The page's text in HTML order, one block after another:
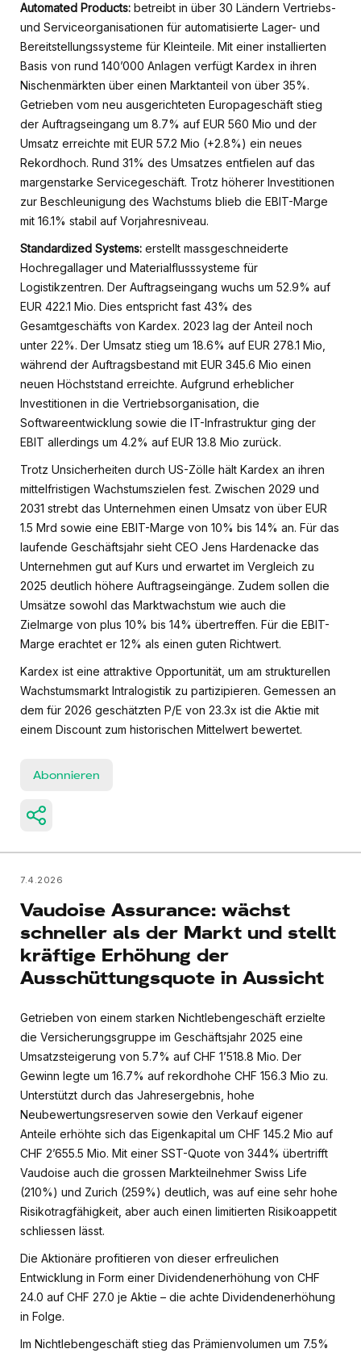
Automated Products: betreibt in über 30 Ländern Vertriebs-
und Serviceorganisationen für automatisierte Lager- und
Bereitstellungssysteme für Kleinteile. Mit einer installierten
Basis von rund 140’000 Anlagen verfügt Kardex in ihren
Nischenmärkten über einen Marktanteil von über 35%.
Getrieben vom neu ausgerichteten Europageschäft stieg
der Auftragseingang um 8.7% auf EUR 560 Mio und der
Umsatz erreichte mit EUR 57.2 Mio (+2.8%) ein neues
Rekordhoch. Rund 31% des Umsatzes entfielen auf das
margenstarke Servicegeschäft. Trotz höherer Investitionen
zur Beschleunigung des Wachstums blieb die EBIT-Marge
mit 16.1% stabil auf Vorjahresniveau.
Standardized Systems: erstellt massgeschneiderte
Hochregallager und Materialflusssysteme für
Logistikzentren. Der Auftragseingang wuchs um 52.9% auf
EUR 422.1 Mio. Dies entspricht fast 43% des
Gesamtgeschäfts von Kardex. 2023 lag der Anteil noch
unter 22%. Der Umsatz stieg um 18.6% auf EUR 278.1 Mio,
während der Auftragsbestand mit EUR 345.6 Mio einen
neuen Höchststand erreichte. Aufgrund erheblicher
Investitionen in die Vertriebsorganisation, die
Softwareentwicklung sowie die IT-Infrastruktur ging der
EBIT allerdings um 4.2% auf EUR 13.8 Mio zurück.
Trotz Unsicherheiten durch US-Zölle hält Kardex an ihren
mittelfristigen Wachstumszielen fest. Zwischen 2029 und
2031 strebt das Unternehmen einen Umsatz von über EUR
1.5 Mrd sowie eine EBIT-Marge von 10% bis 14% an. Für das
laufende Geschäftsjahr sieht CEO Jens Hardenacke das
Unternehmen gut auf Kurs und erwartet im Vergleich zu
2025 deutlich höhere Auftragseingänge. Zudem sollen die
Umsätze sowohl das Marktwachstum wie auch die
Zielmarge von plus 10% bis 14% übertreffen. Für die EBIT-
Marge erachtet er 12% als einen guten Richtwert.
Kardex ist eine attraktive Opportunität, um am strukturellen
Wachstumsmarkt Intralogistik zu partizipieren. Gemessen an
dem für 2026 geschätzten P/E von 23.3x ist die Aktie mit
einem Discount zum historischen Mittelwert bewertet.
Abonnieren
7.4.2026
Vaudoise Assurance: wächst
schneller als der Markt und stellt
kräftige Erhöhung der
Ausschüttungsquote in Aussicht
Getrieben von einem starken Nichtlebengeschäft erzielte
die Versicherungsgruppe im Geschäftsjahr 2025 eine
Umsatzsteigerung von 5.7% auf CHF 1’518.8 Mio. Der
Gewinn legte um 16.7% auf rekordhohe CHF 156.3 Mio zu.
Unterstützt durch das Jahresergebnis, hohe
Neubewertungsreserven sowie den Verkauf eigener
Anteile erhöhte sich das Eigenkapital um CHF 145.2 Mio auf
CHF 2’655.5 Mio. Mit einer SST-Quote von 344% übertrifft
Vaudoise auch die grossen Markteilnehmer Swiss Life
(210%) und Zurich (259%) deutlich, was auf eine sehr hohe
Risikotragfähigkeit, aber auch einen limitierten Risikoappetit
schliessen lässt.
Die Aktionäre profitieren von dieser erfreulichen
Entwicklung in Form einer Dividendenerhöhung von CHF
24.0 auf CHF 27.0 je Aktie – die achte Dividendenerhöhung
in Folge.
Im Nichtlebengeschäft stieg das Prämienvolumen um 7.5%